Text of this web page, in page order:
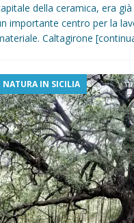
VIAGGI IN
della ceramica, era
importante centro per la
Caltagirone
NATURA IN SICILIA